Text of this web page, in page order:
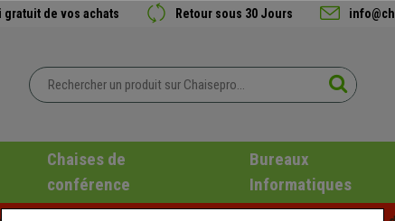
gratuit de vos achats Retour sous 30 Jours
Chaises de
conférence
Bureaux
Informatiques